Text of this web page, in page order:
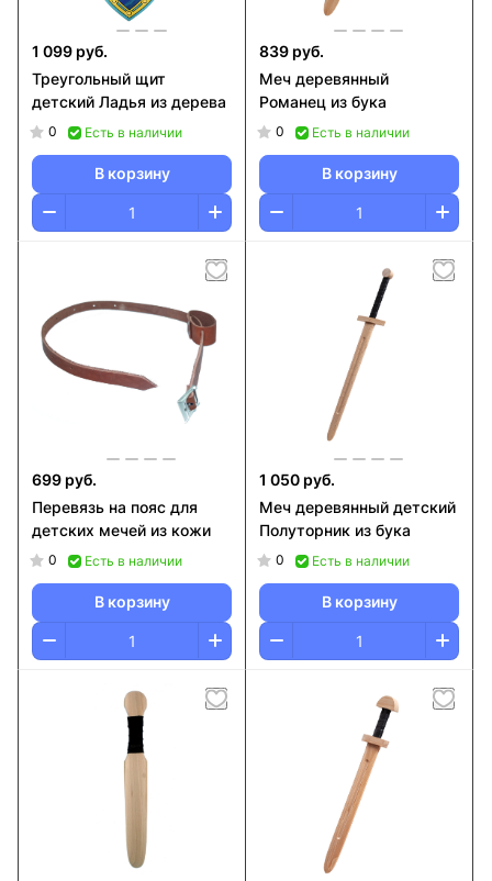
1 099 руб.
Треугольный щит
детский Ладья из дерева
0 Есть в наличии
В корзину
839 руб.
Меч деревянный
Романец из бука
0 Есть в наличии
В корзину
699 руб.
Перевязь на пояс для
детских мечей из кожи
0 Есть в наличии
В корзину
1 050 руб.
Меч деревянный детский
Полуторник из бука
0 Есть в наличии
В корзину